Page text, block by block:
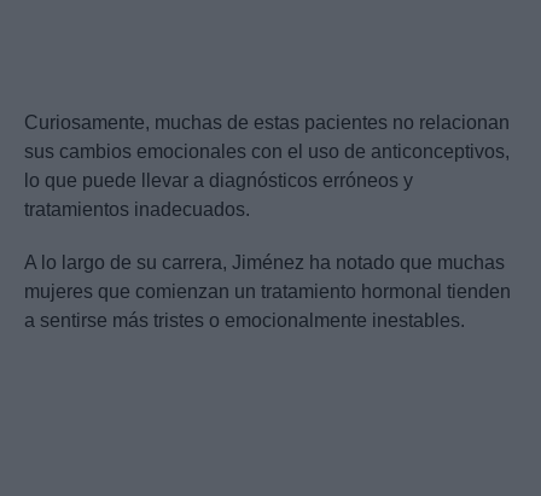
Curiosamente, muchas de estas pacientes no relacionan
sus cambios emocionales con el uso de anticonceptivos,
lo que puede llevar a diagnósticos erróneos y
tratamientos inadecuados.
A lo largo de su carrera, Jiménez ha notado que muchas
mujeres que comienzan un tratamiento hormonal tienden
a sentirse más tristes o emocionalmente inestables.